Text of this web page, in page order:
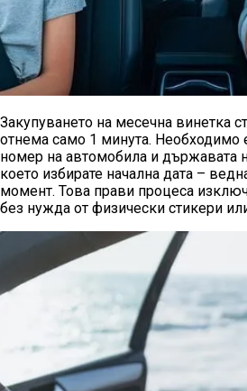
Закупуването на месечна винетка
отнема само 1 минута. Необходимо
номер на автомобила и държавата
което избирате начална дата –
момент. Това прави процеса
без нужда от физически стикери